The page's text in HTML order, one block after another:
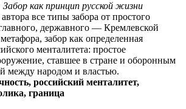
Забор как принцип русской жизни
все типы забора от простого
державного — Кремлевской
забор как определенная
менталитета: простое
ставшее в стране и оборонным
между народом и властью.
российский менталитет,
граница